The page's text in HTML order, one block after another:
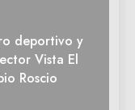
deportivo y
Vista El
Roscio